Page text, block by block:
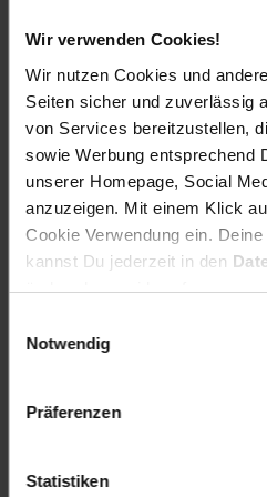
Wir verwenden Cookies!
Wir nutzen Cookies und
Seiten sicher und zuverlässig
von Services bereitzustellen,
sowie Werbung entsprechend
unserer Homepage, Social
anzuzeigen. Mit einem Klick
Cookie Verwendung ein.
kannst Du jederzeit in den
ändern bzw. widerrufen.
Notwendig
Präferenzen
Statistiken
Herstellerinformationen
Fußzeile
Weitere Online-